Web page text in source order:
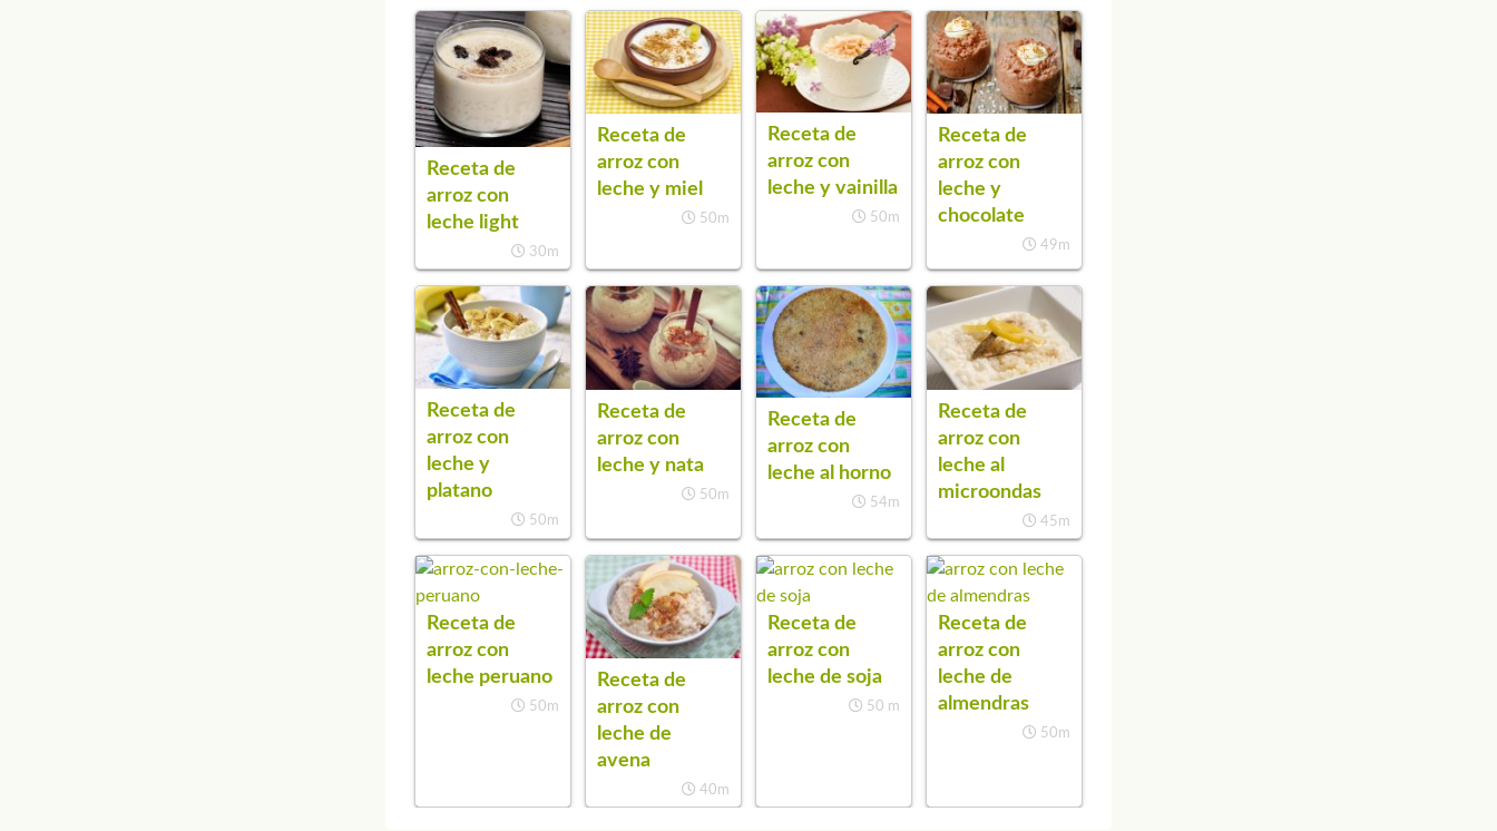
Receta de
arroz con
leche light
30m
Receta de
arroz con
leche y miel
50m
Receta de
arroz con
leche y vainilla
50m
Receta de
arroz con
leche y
chocolate
49m
Receta de
arroz con
leche y
platano
50m
Receta de
arroz con
leche y nata
50m
Receta de
arroz con
leche al horno
54m
Receta de
arroz con
leche al
microondas
45m
Receta de
arroz con
leche peruano
50m
Receta de
arroz con
leche de
avena
40m
Receta de
arroz con
leche de soja
50 m
Receta de
arroz con
leche de
almendras
50m